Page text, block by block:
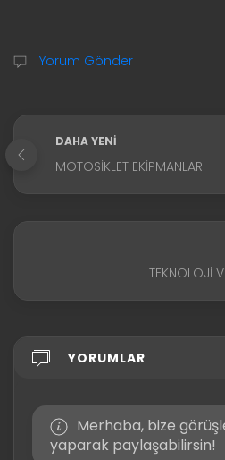
Yorum Gönder
DAHA YENI
MOTOSIKLET EKIPMANLARI
TEKNOLOJI
YORUMLAR
Merhaba, bize
yaparak paylaşabilirsin!